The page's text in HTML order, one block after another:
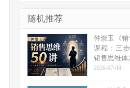
随机推荐
仲崇玉《销
课程：三
销售思维体
2026-07-08